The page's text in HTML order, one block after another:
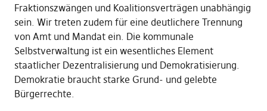
Fraktionszwängen und Koalitionsverträgen unabhängig
sein. Wir treten zudem für eine deutlichere Trennung
von Amt und Mandat ein. Die kommunale
Selbstverwaltung ist ein wesentliches Element
staatlicher Dezentralisierung und Demokratisierung.
Demokratie braucht starke Grund- und gelebte
Bürgerrechte.